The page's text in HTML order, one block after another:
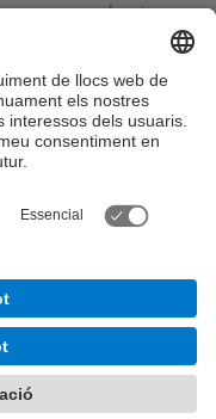
ser escombrats per
campus, places
en cadira